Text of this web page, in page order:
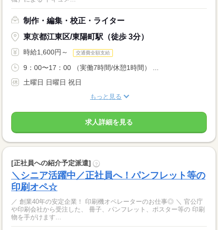
制作・編集・校正・ライター
東京都江東区/東陽町駅（徒歩 3分）
時給1,600円～ 交通費全額支給
9：00〜17：00 （実働7時間/休憩1時間） ...
土曜日 日曜日 祝日
もっと見る
求人詳細を見る
[正社員への紹介予定派遣] ?
＼シニア活躍中／正社員へ！パンフレット等の
印刷オペ☆
／ 創業40年の安定企業！ 印刷機オペレーターのお仕事◎ ＼ 官公庁
や印刷会社から受注した、 冊子、パンフレット、ポスター等の 印刷
物を手がけます...